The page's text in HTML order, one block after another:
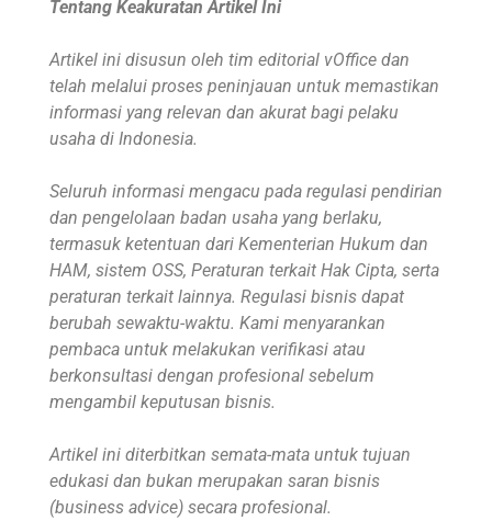
Tentang Keakuratan Artikel Ini
Artikel ini disusun oleh tim editorial vOffice dan
telah melalui proses peninjauan untuk memastikan
informasi yang relevan dan akurat bagi pelaku
usaha di Indonesia.
Seluruh informasi mengacu pada regulasi pendirian
dan pengelolaan badan usaha yang berlaku,
termasuk ketentuan dari Kementerian Hukum dan
HAM, sistem OSS, Peraturan terkait Hak Cipta, serta
peraturan terkait lainnya. Regulasi bisnis dapat
berubah sewaktu-waktu. Kami menyarankan
pembaca untuk melakukan verifikasi atau
berkonsultasi dengan profesional sebelum
mengambil keputusan bisnis.
Artikel ini diterbitkan semata-mata untuk tujuan
edukasi dan bukan merupakan saran bisnis
(business advice) secara profesional.